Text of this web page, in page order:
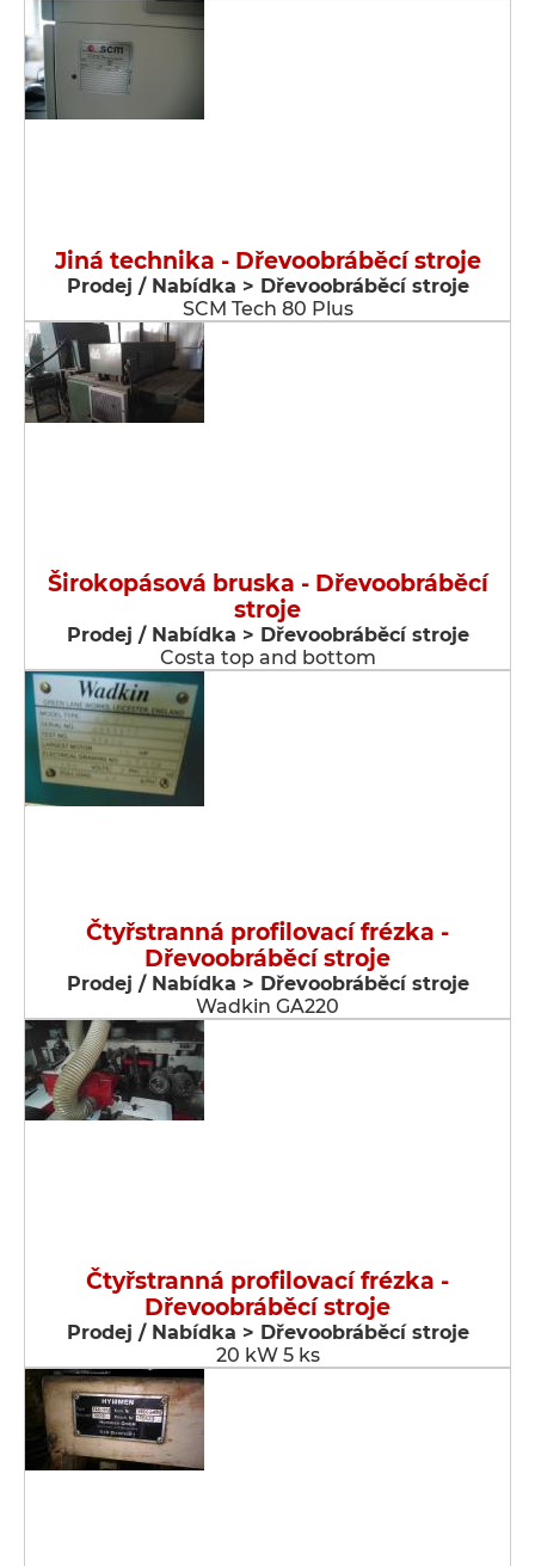
Jiná technika - Dřevoobráběcí stroje
Prodej / Nabídka > Dřevoobráběcí stroje
SCM Tech 80 Plus
Širokopásová bruska - Dřevoobráběcí
stroje
Prodej / Nabídka > Dřevoobráběcí stroje
Costa top and bottom
Čtyřstranná profilovací frézka -
Dřevoobráběcí stroje
Prodej / Nabídka > Dřevoobráběcí stroje
Wadkin GA220
Čtyřstranná profilovací frézka -
Dřevoobráběcí stroje
Prodej / Nabídka > Dřevoobráběcí stroje
20 kW 5 ks